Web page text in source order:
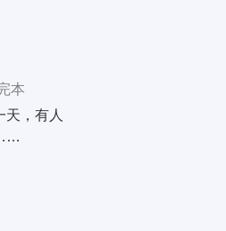
本
，有人